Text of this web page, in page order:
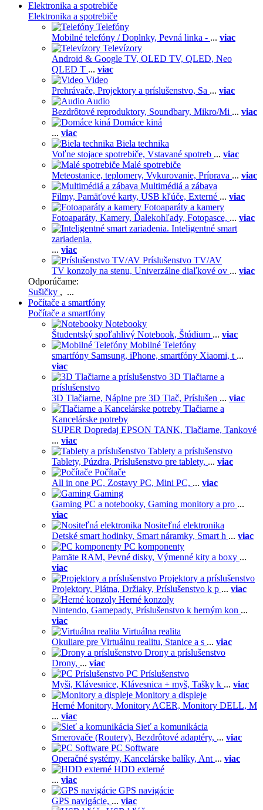
Elektronika a spotrebiče
Elektronika a spotrebiče
Telefóny
Mobilné telefóny / Doplnky, Pevná linka - ... viac
Televízory
Android & Google TV, OLED TV, QLED, Neo
QLED T ... viac
Video
Prehrávače, Projektory a príslušenstvo, Sa ... viac
Audio
Bezdrôtové reproduktory, Soundbary, Mikro/Mi ... viac
Domáce kiná
... viac
Biela technika
Voľne stojace spotrebiče, Vstavané spotreb ... viac
Malé spotrebiče
Meteostanice, teplomery, Vykurovanie, Príprava ... viac
Multimédiá a zábava
Filmy, Pamäťové karty, USB kľúče, Externé ... viac
Fotoaparáty a kamery
Fotoaparáty, Kamery, Ďalekohľady, Fotopasce, ... viac
Inteligentné smart
zariadenia.
... viac
Príslušenstvo TV/AV
TV konzoly na stenu, Univerzálne diaľkové ov ... viac
Odporúčame:
Sušičky , ...
Počítače a smartfóny
Počítače a smartfóny
Notebooky
Študentský spoľahlivý Notebook, Štúdium ... viac
Mobilné Telefóny
smartfóny Samsung, iPhone, smartfóny Xiaomi, t ...
viac
3D Tlačiarne a
príslušenstvo
3D Tlačiarne, Náplne pre 3D Tlač, Príslušen ... viac
Tlačiarne a
Kancelárske potreby
SUPER Dopredaj EPSON TANK, Tlačiarne, Tankové
... viac
Tablety a príslušenstvo
Tablety, Púzdra, Príslušenstvo pre tablety, ... viac
Počítače
All in one PC, Zostavy PC, Mini PC, ... viac
Gaming
Gaming PC a notebooky, Gaming monitory a pro ...
viac
Nositeľná elektronika
Detské smart hodinky, Smart náramky, Smart h ... viac
PC komponenty
Pamäte RAM, Pevné disky, Výmenné kity a boxy ...
viac
Projektory a príslušenstvo
Projektory, Plátna, Držiaky, Príslušenstvo k p ... viac
Herné konzoly
Nintendo, Gamepady, Príslušenstvo k herným kon ...
viac
Virtuálna realita
Okuliare pre Virtuálnu realitu, Stanice a s ... viac
Drony a príslušenstvo
Drony, ... viac
PC Príslušenstvo
Myši, Klávesnice, Klávesnica + myš, Tašky k ... viac
Monitory a displeje
Herné Monitory, Monitory ACER, Monitory DELL, M
... viac
Sieť a komunikácia
Smerovače (Routery), Bezdrôtové adaptéry, ... viac
PC Software
Operačné systémy, Kancelárske balíky, Ant ... viac
HDD externé
... viac
GPS navigácie
GPS navigácie, ... viac